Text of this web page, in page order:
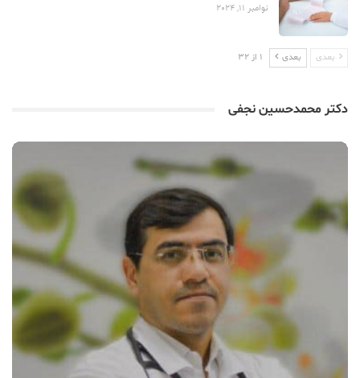
نوامبر 11, 2024
بعدی بعدی 1 از 32
دکتر محمدحسین نجفی